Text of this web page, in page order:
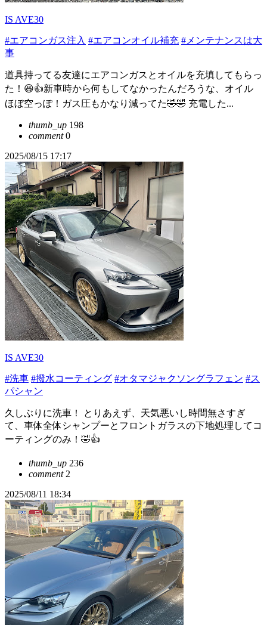
IS AVE30
#エアコンガス注入 #エアコンオイル補充 #メンテナンスは大
事
道具持ってる友達にエアコンガスとオイルを充填してもらっ
た！😆👍新車時から何もしてなかったんだろうな、オイル
ほぼ空っぽ！ガス圧もかなり減ってた🤣🤣 充電した...
thumb_up 198
comment0
2025/08/15 17:17
IS AVE30
#洗車 #撥水コーティング #オタマジャクソングラフェン #ス
パシャン
久しぶりに洗車！ とりあえず、天気悪いし時間無さすぎ
て、車体全体シャンプーとフロントガラスの下地処理してコ
ーティングのみ！🤣👍
thumb_up 236
comment2
2025/08/11 18:34